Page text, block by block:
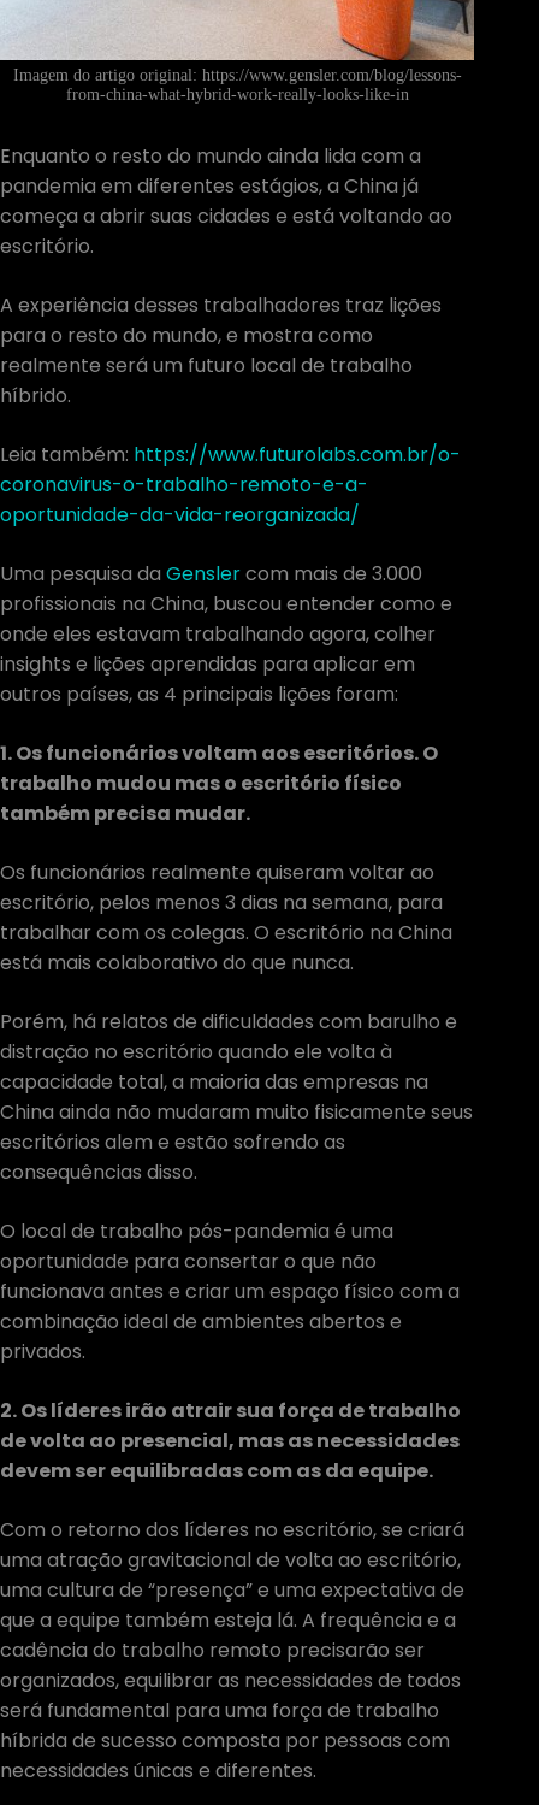
Imagem do artigo original: https://www.gensler.com/blog/lessons-
from-china-what-hybrid-work-really-looks-like-in
Enquanto o resto do mundo ainda lida com a
pandemia em diferentes estágios, a China já
começa a abrir suas cidades e está voltando ao
escritório.
A experiência desses trabalhadores traz lições
para o resto do mundo, e mostra como
realmente será um futuro local de trabalho
híbrido.
Leia também: https://www.futurolabs.com.br/o-
coronavirus-o-trabalho-remoto-e-a-
oportunidade-da-vida-reorganizada/
Uma pesquisa da Genslercom mais de 3.000
profissionais na China, buscou entender como e
onde eles estavam trabalhando agora, colher
insights e lições aprendidas para aplicar em
outros países, as 4 principais lições foram:
1. Os funcionários voltam aos escritórios. O
trabalho mudou mas o escritório físico
também precisa mudar.
Os funcionários realmente quiseram voltar ao
escritório, pelos menos 3 dias na semana, para
trabalhar com os colegas. O escritório na China
está mais colaborativo do que nunca.
Porém, há relatos de dificuldades com barulho e
distração no escritório quando ele volta à
capacidade total, a maioria das empresas na
China ainda não mudaram muito fisicamente seus
escritórios alem e estão sofrendo as
consequências disso.
O local de trabalho pós-pandemia é uma
oportunidade para consertar o que não
funcionava antes e criar um espaço físico com a
combinação ideal de ambientes abertos e
privados.
2. Os líderes irão atrair sua força de trabalho
de volta ao presencial, mas as necessidades
devem ser equilibradas com as da equipe.
Com o retorno dos líderes no escritório, se criará
uma atração gravitacional de volta ao escritório,
uma cultura de “presença” e uma expectativa de
que a equipe também esteja lá. A frequência e a
cadência do trabalho remoto precisarão ser
organizados, equilibrar as necessidades de todos
será fundamental para uma força de trabalho
híbrida de sucesso composta por pessoas com
necessidades únicas e diferentes.